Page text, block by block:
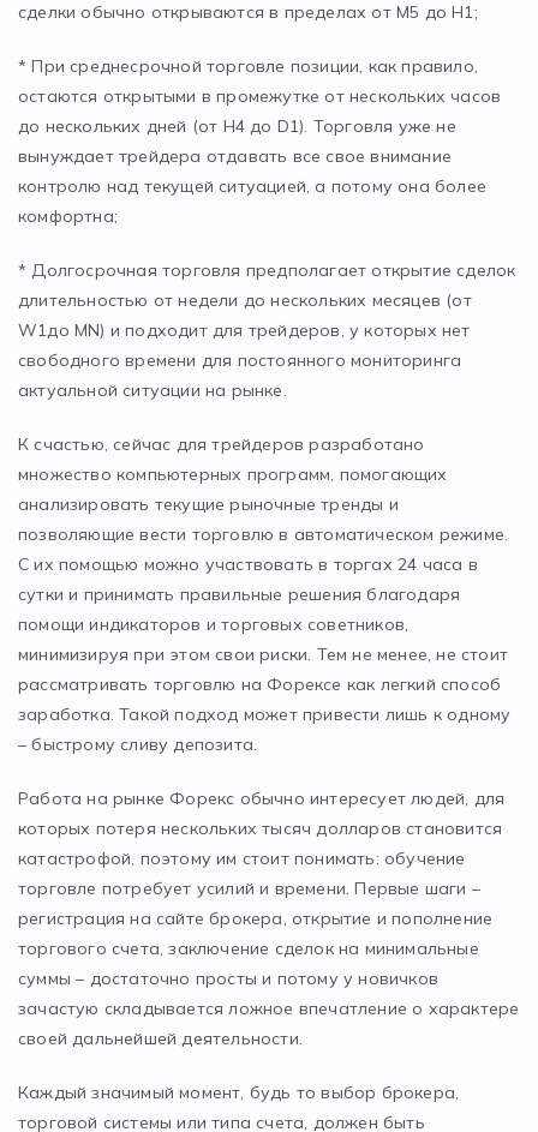
сделки обычно открываются в пределах от М5 до H1;
* При среднесрочной торговле позиции, как правило,
остаются открытыми в промежутке от нескольких часов
до нескольких дней (от H4 до D1). Торговля уже не
вынуждает трейдера отдавать все свое внимание
контролю над текущей ситуацией, а потому она более
комфортна;
* Долгосрочная торговля предполагает открытие сделок
длительностью от недели до нескольких месяцев (от
W1до MN) и подходит для трейдеров, у которых нет
свободного времени для постоянного мониторинга
актуальной ситуации на рынке.
К счастью, сейчас для трейдеров разработано
множество компьютерных программ, помогающих
анализировать текущие рыночные тренды и
позволяющие вести торговлю в автоматическом режиме.
С их помощью можно участвовать в торгах 24 часа в
сутки и принимать правильные решения благодаря
помощи индикаторов и торговых советников,
минимизируя при этом свои риски. Тем не менее, не стоит
рассматривать торговлю на Форексе как легкий способ
заработка. Такой подход может привести лишь к одному
– быстрому сливу депозита.
Работа на рынке Форекс обычно интересует людей, для
которых потеря нескольких тысяч долларов становится
катастрофой, поэтому им стоит понимать: обучение
торговле потребует усилий и времени. Первые шаги –
регистрация на сайте брокера, открытие и пополнение
торгового счета, заключение сделок на минимальные
суммы – достаточно просты и потому у новичков
зачастую складывается ложное впечатление о характере
своей дальнейшей деятельности.
Каждый значимый момент, будь то выбор брокера,
торговой системы или типа счета, должен быть